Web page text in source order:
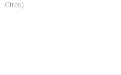
Gtres)